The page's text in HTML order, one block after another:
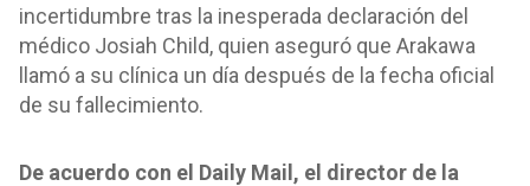
incertidumbre tras la inesperada declaración del
médico Josiah Child, quien aseguró que Arakawa
llamó a su clínica un día después de la fecha oficial
de su fallecimiento.
De acuerdo con el Daily Mail, el director de la